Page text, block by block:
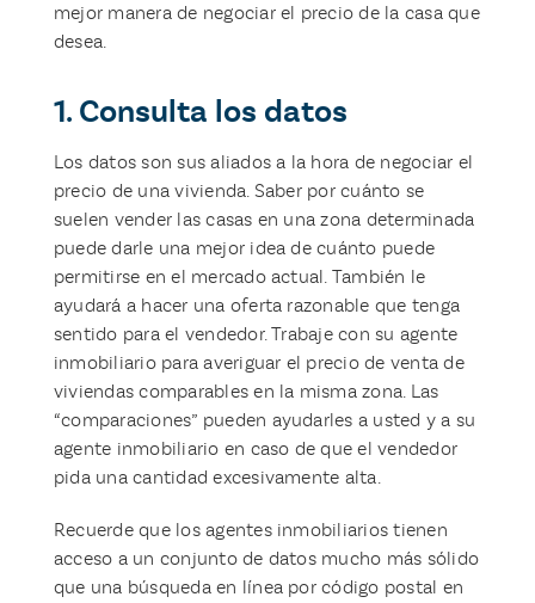
mejor manera de negociar el precio de la casa que
desea.
1. Consulta los datos
Los datos son sus aliados a la hora de negociar el
precio de una vivienda. Saber por cuánto se
suelen vender las casas en una zona determinada
puede darle una mejor idea de cuánto puede
permitirse en el mercado actual. También le
ayudará a hacer una oferta razonable que tenga
sentido para el vendedor. Trabaje con su agente
inmobiliario para averiguar el precio de venta de
viviendas comparables en la misma zona. Las
“comparaciones” pueden ayudarles a usted y a su
agente inmobiliario en caso de que el vendedor
pida una cantidad excesivamente alta.
Recuerde que los agentes inmobiliarios tienen
acceso a un conjunto de datos mucho más sólido
que una búsqueda en línea por código postal en